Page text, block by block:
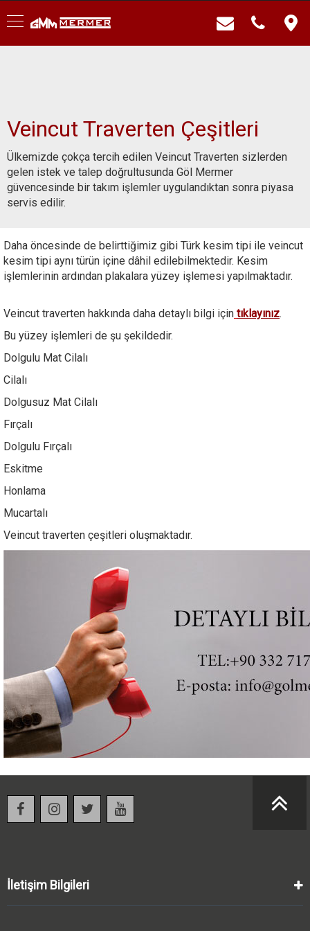
Veincut Traverten Çeşitleri
Ülkemizde çokça tercih edilen Veincut Traverten sizlerden
gelen istek ve talep doğrultusunda Göl Mermer
güvencesinde bir takım işlemler uygulandıktan sonra piyasa
servis edilir.
Daha öncesinde de belirttiğimiz gibi Türk kesim tipi ile veincut
kesim tipi aynı türün içine dâhil edilebilmektedir. Kesim
işlemlerinin ardından plakalara yüzey işlemesi yapılmaktadır.
Veincut traverten hakkında daha detaylı bilgi için tıklayınız.
Bu yüzey işlemleri de şu şekildedir.
Dolgulu Mat Cilalı
Cilalı
Dolgusuz Mat Cilalı
Fırçalı
Dolgulu Fırçalı
Eskitme
Honlama
Mucartalı
Veincut traverten çeşitleri oluşmaktadır.
İletişim Bilgileri